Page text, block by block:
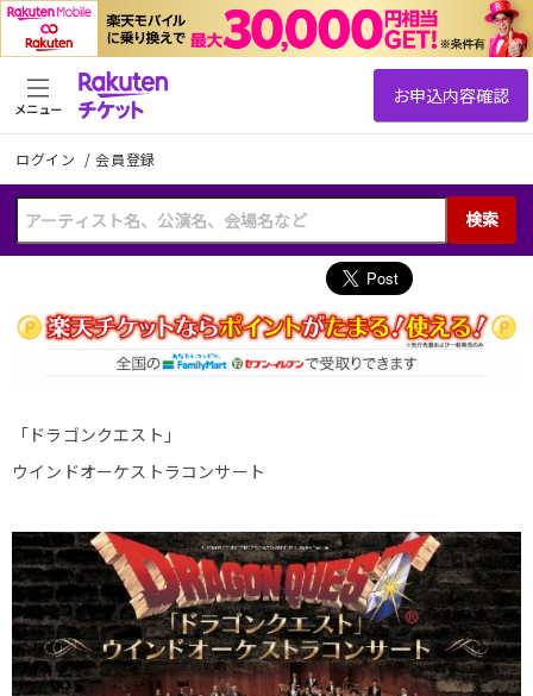
ログイン /会員登録
検索
メニュー
「ドラゴンクエスト」
ウインドオーケストラコンサート